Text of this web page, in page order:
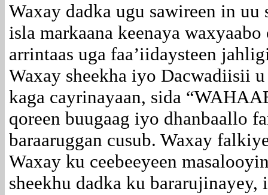
Waxay dadka ugu sawireen in
isla markaana keenaya
arrintaas uga faa’iidaysteen
Waxay sheekha iyo Dacwadiisii
kaga cayrinayaan, sida
qoreen buugaag iyo dhanbaallo
baraaruggan cusub. Waxay
Waxay ku ceebeeyeen
sheekhu dadka ku